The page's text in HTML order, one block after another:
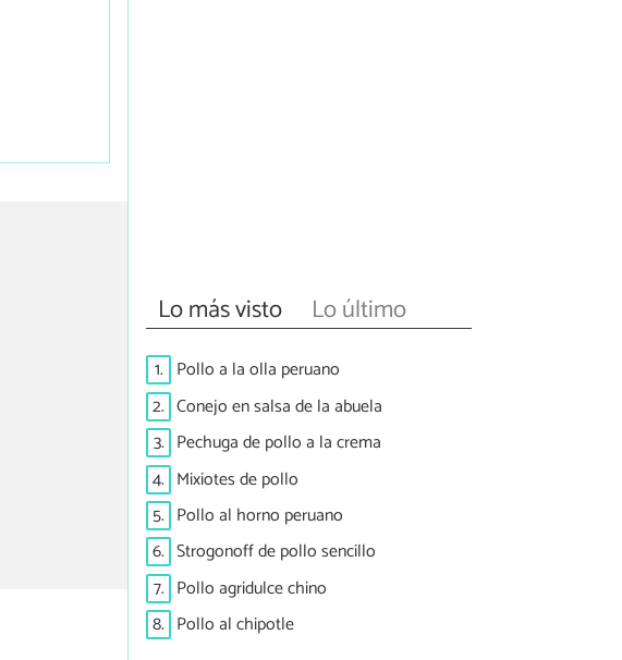
Lo más visto Lo último
1. Pollo a la olla peruano
2. Conejo en salsa de la abuela
3. Pechuga de pollo a la crema
4. Mixiotes de pollo
5. Pollo al horno peruano
6. Strogonoff de pollo sencillo
7. Pollo agridulce chino
8. Pollo al chipotle